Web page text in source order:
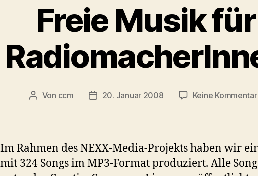
Freie Musik für
Beitragsautor
Von ccm Veröffentlichungsdatum
20. Januar 2008 Keine
Im Rahmen des NEXX-Media-Projekts haben wir
mit 324 Songs im MP3-Format produziert. Alle